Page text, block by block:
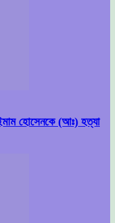
ইমাম হোসেনকে (আঃ) হত্যা